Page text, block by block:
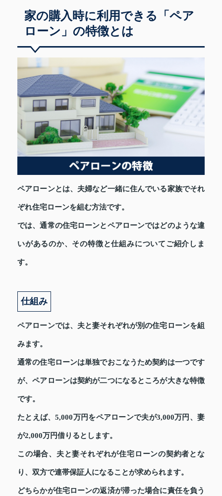
家の購入時に利用できる「ペア
ローン」の特徴とは
ペアローンとは、夫婦など一緒に住んでいる家族でそれ
ぞれ住宅ローンを組む方法です。
では、通常の住宅ローンとペアローンではどのような違
いがあるのか、その特徴と仕組みについてご紹介しま
す。
仕組み
ペアローンでは、夫と妻それぞれが別の住宅ローンを組
みます。
通常の住宅ローンは単独でおこなうため契約は一つです
が、ペアローンは契約が二つになるところが大きな特徴
です。
たとえば、5,000万円をペアローンで夫が3,000万円、妻
が2,000万円借りるとします。
この場合、夫と妻それぞれが住宅ローンの契約者とな
り、双方で連帯保証人になることが求められます。
どちらかが住宅ローンの返済が滞った場合に責任を負う